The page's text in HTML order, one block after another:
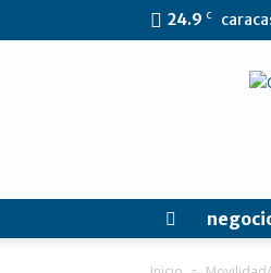
24.9 C